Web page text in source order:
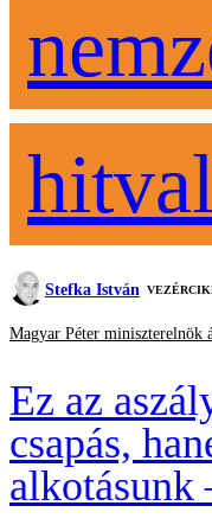
Stefka István
Magyar Péter miniszterelnök
Ez az
csapás,
alkotásunk